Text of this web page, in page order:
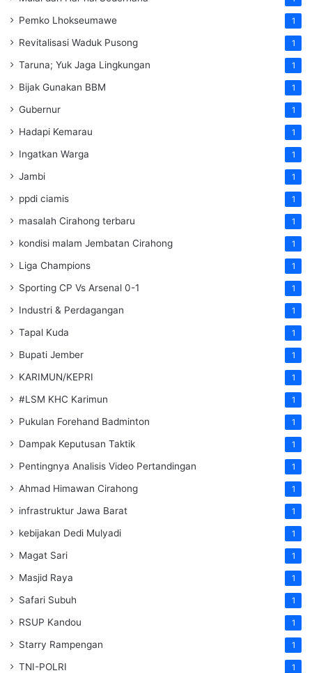
Pemko Lhokseumawe 1
Revitalisasi Waduk Pusong 1
Taruna; Yuk Jaga Lingkungan 1
Bijak Gunakan BBM 1
Gubernur 1
Hadapi Kemarau 1
Ingatkan Warga 1
Jambi 1
ppdi ciamis 1
masalah Cirahong terbaru 1
kondisi malam Jembatan Cirahong 1
Liga Champions 1
Sporting CP Vs Arsenal 0-1 1
Industri & Perdagangan 1
Tapal Kuda 1
Bupati Jember 1
KARIMUN/KEPRI 1
#LSM KHC Karimun 1
Pukulan Forehand Badminton 1
Dampak Keputusan Taktik 1
Pentingnya Analisis Video Pertandingan 1
Ahmad Himawan Cirahong 1
infrastruktur Jawa Barat 1
kebijakan Dedi Mulyadi 1
Magat Sari 1
Masjid Raya 1
Safari Subuh 1
RSUP Kandou 1
Starry Rampengan 1
TNI-POLRI 1